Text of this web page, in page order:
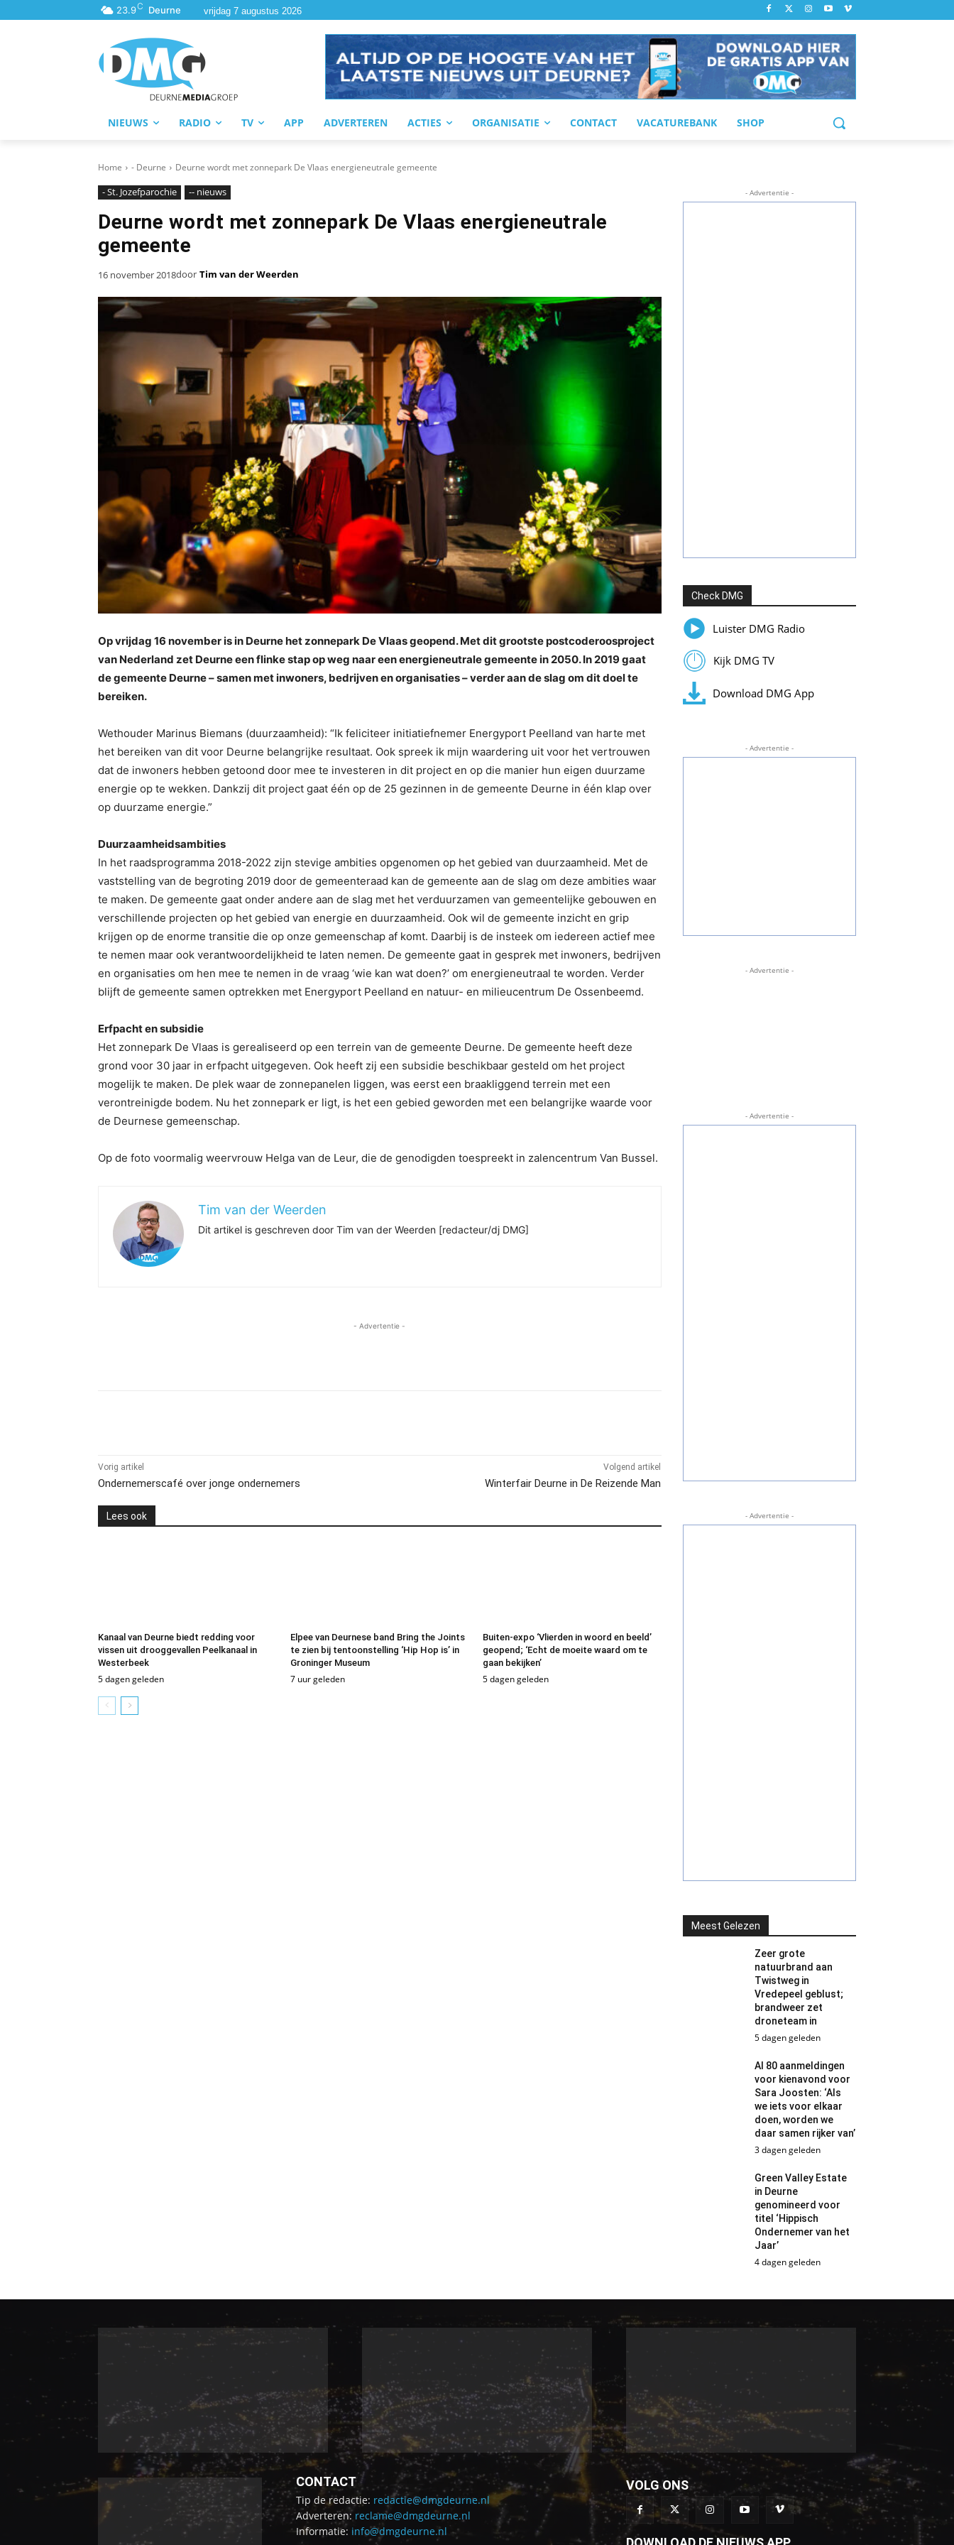
23.9C Deurne vrijdag 7 augustus 2026
NIEUWS RADIO TV APP ADVERTEREN ACTIES ORGANISATIE CONTACT VACATUREBANK SHOP
Home - Deurne Deurne wordt met zonnepark De Vlaas energieneutrale gemeente
- St. Jozefparochie -- nieuws
Deurne wordt met zonnepark De Vlaas energieneutrale
gemeente
16 november 2018door Tim van der Weerden
Op vrijdag 16 november is in Deurne het zonnepark De Vlaas geopend. Met dit grootste postcoderoosproject
van Nederland zet Deurne een flinke stap op weg naar een energieneutrale gemeente in 2050. In 2019 gaat
de gemeente Deurne – samen met inwoners, bedrijven en organisaties – verder aan de slag om dit doel te
bereiken.
Wethouder Marinus Biemans (duurzaamheid): “Ik feliciteer initiatiefnemer Energyport Peelland van harte met
het bereiken van dit voor Deurne belangrijke resultaat. Ook spreek ik mijn waardering uit voor het vertrouwen
dat de inwoners hebben getoond door mee te investeren in dit project en op die manier hun eigen duurzame
energie op te wekken. Dankzij dit project gaat één op de 25 gezinnen in de gemeente Deurne in één klap over
op duurzame energie.”
Duurzaamheidsambities
In het raadsprogramma 2018-2022 zijn stevige ambities opgenomen op het gebied van duurzaamheid. Met de
vaststelling van de begroting 2019 door de gemeenteraad kan de gemeente aan de slag om deze ambities waar
te maken. De gemeente gaat onder andere aan de slag met het verduurzamen van gemeentelijke gebouwen en
verschillende projecten op het gebied van energie en duurzaamheid. Ook wil de gemeente inzicht en grip
krijgen op de enorme transitie die op onze gemeenschap af komt. Daarbij is de insteek om iedereen actief mee
te nemen maar ook verantwoordelijkheid te laten nemen. De gemeente gaat in gesprek met inwoners, bedrijven
en organisaties om hen mee te nemen in de vraag ‘wie kan wat doen?’ om energieneutraal te worden. Verder
blijft de gemeente samen optrekken met Energyport Peelland en natuur- en milieucentrum De Ossenbeemd.
Erfpacht en subsidie
Het zonnepark De Vlaas is gerealiseerd op een terrein van de gemeente Deurne. De gemeente heeft deze
grond voor 30 jaar in erfpacht uitgegeven. Ook heeft zij een subsidie beschikbaar gesteld om het project
mogelijk te maken. De plek waar de zonnepanelen liggen, was eerst een braakliggend terrein met een
verontreinigde bodem. Nu het zonnepark er ligt, is het een gebied geworden met een belangrijke waarde voor
de Deurnese gemeenschap.
Op de foto voormalig weervrouw Helga van de Leur, die de genodigden toespreekt in zalencentrum Van Bussel.
Tim van der Weerden
Dit artikel is geschreven door Tim van der Weerden [redacteur/dj DMG]
- Advertentie -
Vorig artikel
Ondernemerscafé over jonge ondernemers
Volgend artikel
Winterfair Deurne in De Reizende Man
Lees ook
Kanaal van Deurne biedt redding voor
vissen uit drooggevallen Peelkanaal in
Westerbeek
5 dagen geleden
Elpee van Deurnese band Bring the Joints
te zien bij tentoonstelling ‘Hip Hop is’ in
Groninger Museum
7 uur geleden
Buiten-expo ‘Vlierden in woord en beeld’
geopend; ‘Echt de moeite waard om te
gaan bekijken’
5 dagen geleden
- Advertentie -
Check DMG
Luister DMG Radio
Kijk DMG TV
Download DMG App
- Advertentie -
- Advertentie -
- Advertentie -
- Advertentie -
Meest Gelezen
Zeer grote
natuurbrand aan
Twistweg in
Vredepeel geblust;
brandweer zet
droneteam in
5 dagen geleden
Al 80 aanmeldingen
voor kienavond voor
Sara Joosten: ‘Als
we iets voor elkaar
doen, worden we
daar samen rijker van’
3 dagen geleden
Green Valley Estate
in Deurne
genomineerd voor
titel ‘Hippisch
Ondernemer van het
Jaar’
4 dagen geleden
CONTACT
Tip de redactie: redactie@dmgdeurne.nl
Adverteren: reclame@dmgdeurne.nl
Informatie: info@dmgdeurne.nl
VOLG ONS